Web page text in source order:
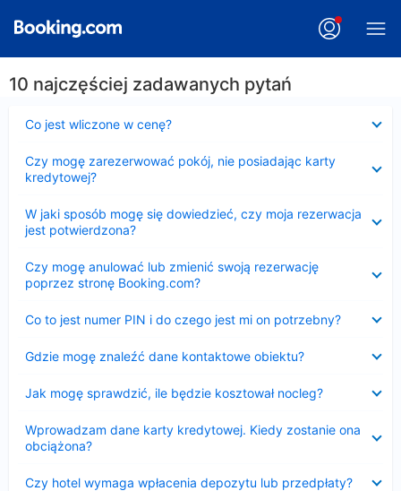
10 najczęściej zadawanych pytań
Co jest wliczone w cenę?
Czy mogę zarezerwować pokój, nie posiadając karty
kredytowej?
W jaki sposób mogę się dowiedzieć, czy moja rezerwacja
jest potwierdzona?
Czy mogę anulować lub zmienić swoją rezerwację
poprzez stronę Booking.com?
Co to jest numer PIN i do czego jest mi on potrzebny?
Gdzie mogę znaleźć dane kontaktowe obiektu?
Jak mogę sprawdzić, ile będzie kosztował nocleg?
Wprowadzam dane karty kredytowej. Kiedy zostanie ona
obciążona?
Czy hotel wymaga wpłacenia depozytu lub przedpłaty?